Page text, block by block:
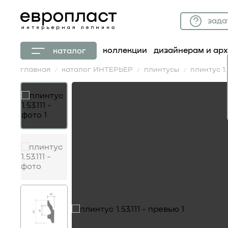
каталог коллекции дизайнерам и
главная каталог ИНТЕРЬЕР плинтусы плинтус